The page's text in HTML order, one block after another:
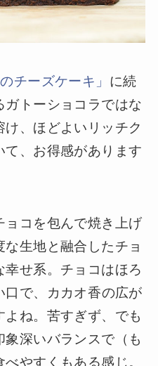
チーズケーキ」 に続
ガトーショコラではな
、ほどよいリッチク
て、お得感があります
ョコを包んで焼き上げ
生地と融合したチョ
幸せ系。チョコはほろ
で、カカオ香の広が
ね。苦すぎず、でも
深いバランスで（も
やすくもある感じ。